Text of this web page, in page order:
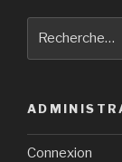
Connexion